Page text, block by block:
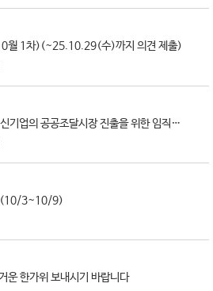
월 1차)(~25.10.29(수)까지 의견 제출)
[마감] 중소기업 임직원 대상 「혁신기업의 공공조달시장 진출을 위한 임직원 역량강화 교육과정」 수강생 모집
(10/3~10/9)
운 한가위 보내시기 바랍니다